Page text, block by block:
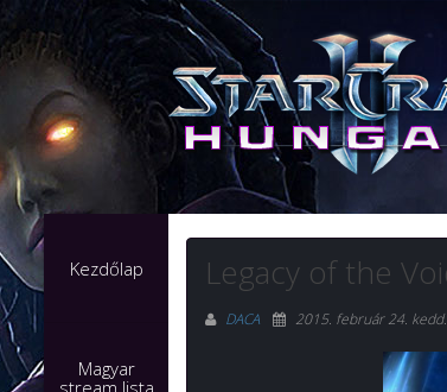
Kezdőlap
Magyar
stream lista
Legacy of the
DACA 2015. február 24. kedd.